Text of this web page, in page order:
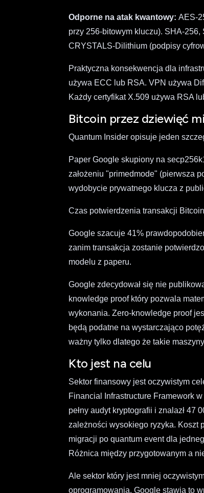
Odporne na atak kwantowy: AES-
przy 256-bitowym kluczu). SHA-
CRYSTALS-Dilithium (podpisy
Praktyczna konsekwencja dla
używa ECC lub RSA. VPN używa
Każdy certyfikat X.509 używa RSA
Bitcoin przez dziewięć
Quantum Insider opisuje jeden
Paper Google skupiony na
założeniu "primedmode" (pierwsza
wydobycie prywatnego klucza z
Czas potwierdzenia transakcji
Google szacuje 41%
zanim transakcja zostanie
modelu z paperu.
Google zdecydował się nie
knowledge proof który pozwala
wykonania. Zero-knowledge proof
będą podatne na wystarczająco
ważny tylko dlatego że takie
Kto jest na celu
Sektor finansowy jest oczywistym
Financial Infrastructure Framework
pełny audyt kryptografii i znalazł 47
zależności wysokiego ryzyka. Koszt
migracji po quantum event dla
Różnica między przygotowanym a
Ale sektor który jest mniej
oprogramowania. Google stawia to